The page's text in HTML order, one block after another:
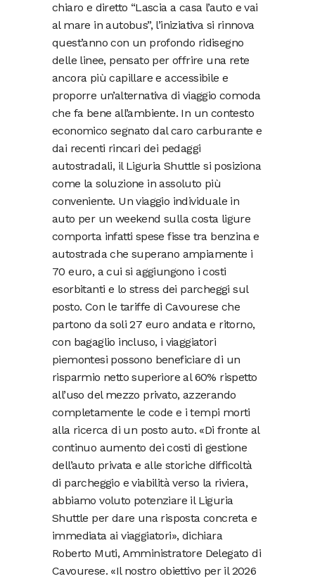
chiaro e diretto “Lascia a casa l’auto e vai
al mare in autobus”, l’iniziativa si rinnova
quest’anno con un profondo ridisegno
delle linee, pensato per offrire una rete
ancora più capillare e accessibile e
proporre un’alternativa di viaggio comoda
che fa bene all’ambiente. In un contesto
economico segnato dal caro carburante e
dai recenti rincari dei pedaggi
autostradali, il Liguria Shuttle si posiziona
come la soluzione in assoluto più
conveniente. Un viaggio individuale in
auto per un weekend sulla costa ligure
comporta infatti spese fisse tra benzina e
autostrada che superano ampiamente i
70 euro, a cui si aggiungono i costi
esorbitanti e lo stress dei parcheggi sul
posto. Con le tariffe di Cavourese che
partono da soli 27 euro andata e ritorno,
con bagaglio incluso, i viaggiatori
piemontesi possono beneficiare di un
risparmio netto superiore al 60% rispetto
all’uso del mezzo privato, azzerando
completamente le code e i tempi morti
alla ricerca di un posto auto. «Di fronte al
continuo aumento dei costi di gestione
dell’auto privata e alle storiche difficoltà
di parcheggio e viabilità verso la riviera,
abbiamo voluto potenziare il Liguria
Shuttle per dare una risposta concreta e
immediata ai viaggiatori», dichiara
Roberto Muti, Amministratore Delegato di
Cavourese. «Il nostro obiettivo per il 2026